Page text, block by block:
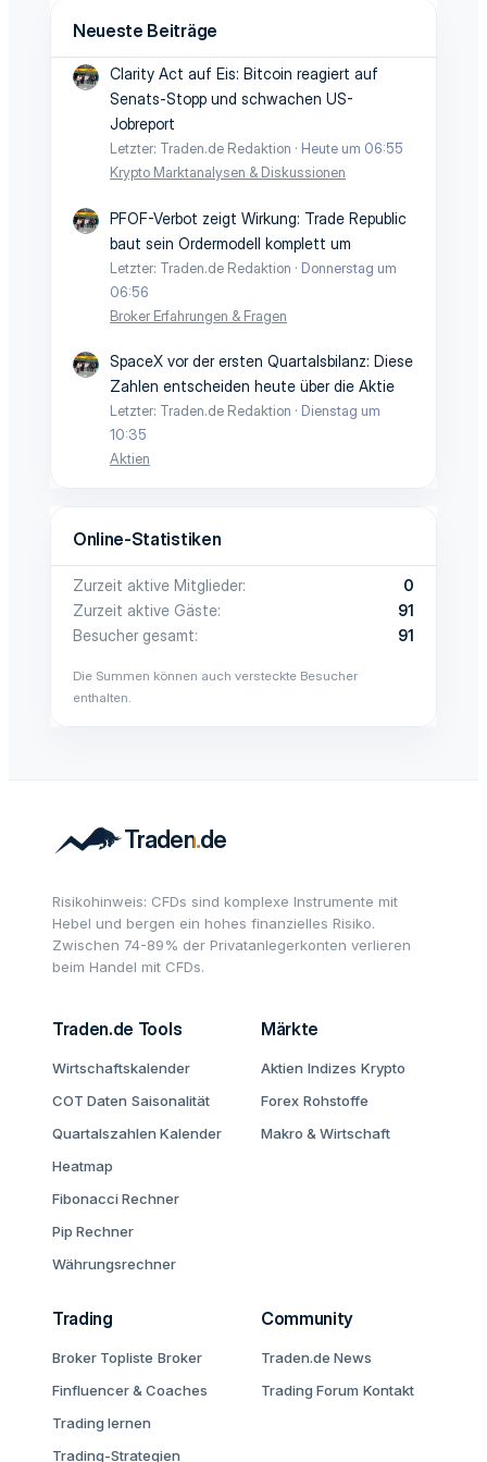
Neueste Beiträge
Clarity Act auf Eis: Bitcoin reagiert auf
Senats-Stopp und schwachen US-
Jobreport
Letzter: Traden.de Redaktion
Heute um 06:55
Krypto Marktanalysen & Diskussionen
PFOF-Verbot zeigt Wirkung: Trade Republic
baut sein Ordermodell komplett um
Letzter: Traden.de Redaktion
Donnerstag um
06:56
Broker Erfahrungen & Fragen
SpaceX vor der ersten Quartalsbilanz: Diese
Zahlen entscheiden heute über die Aktie
Letzter: Traden.de Redaktion
Dienstag um
10:35
Aktien
Online-Statistiken
Zurzeit aktive Mitglieder
0
Zurzeit aktive Gäste
91
Besucher gesamt
91
Die Summen können auch versteckte Besucher
enthalten.
Risikohinweis: CFDs sind komplexe Instrumente mit
Hebel und bergen ein hohes finanzielles Risiko.
Zwischen 74-89% der Privatanlegerkonten verlieren
beim Handel mit CFDs.
Traden.de Tools
Wirtschaftskalender
COT Daten Saisonalität
Quartalszahlen Kalender
Heatmap
Fibonacci Rechner
Pip Rechner
Währungsrechner
Märkte
Aktien Indizes Krypto
Forex Rohstoffe
Makro & Wirtschaft
Trading
Broker Topliste Broker
Finfluencer & Coaches
Trading lernen
Trading-Strategien
Community
Traden.de News
Trading Forum Kontakt